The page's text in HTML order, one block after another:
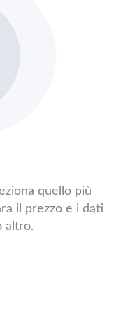
quello più
il prezzo e i dati
altro.